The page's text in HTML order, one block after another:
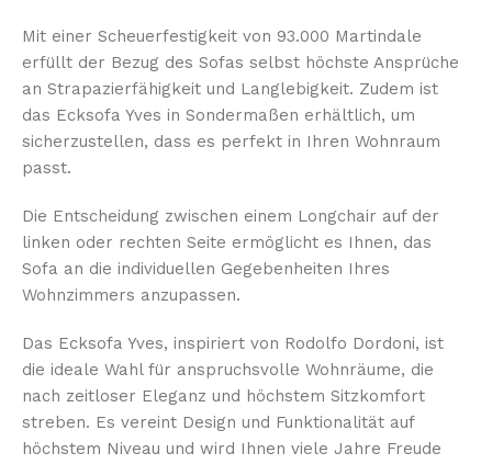
Mit einer Scheuerfestigkeit von 93.000 Martindale
erfüllt der Bezug des Sofas selbst höchste Ansprüche
an Strapazierfähigkeit und Langlebigkeit. Zudem ist
das Ecksofa Yves in Sondermaßen erhältlich, um
sicherzustellen, dass es perfekt in Ihren Wohnraum
passt.
Die Entscheidung zwischen einem Longchair auf der
linken oder rechten Seite ermöglicht es Ihnen, das
Sofa an die individuellen Gegebenheiten Ihres
Wohnzimmers anzupassen.
Das Ecksofa Yves, inspiriert von Rodolfo Dordoni, ist
die ideale Wahl für anspruchsvolle Wohnräume, die
nach zeitloser Eleganz und höchstem Sitzkomfort
streben. Es vereint Design und Funktionalität auf
höchstem Niveau und wird Ihnen viele Jahre Freude